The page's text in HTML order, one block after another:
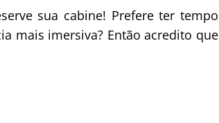
sua cabine! Prefere ter tempo
mais imersiva? Então acredito que